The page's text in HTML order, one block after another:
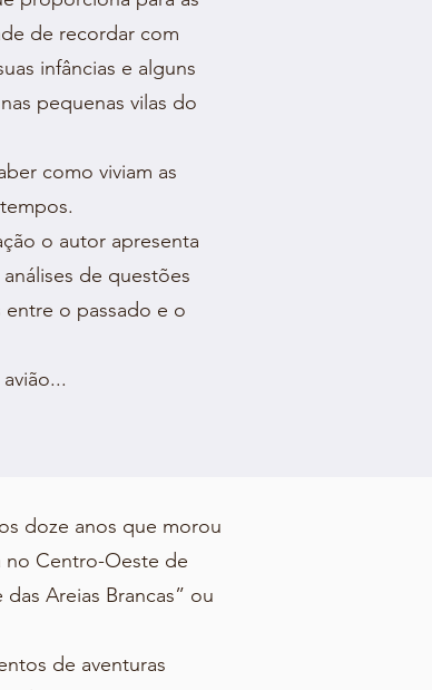
de recordar com
infâncias e alguns
pequenas vilas do
como viviam as
o autor apresenta
de questões
o passado e o
doze anos que morou
no Centro-Oeste de
Areias Brancas” ou
de aventuras